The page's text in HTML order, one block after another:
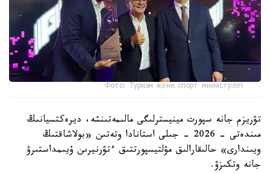
Фото: Туризм және спорт министрлігі
تۋريزم جانە سپورت مينيسترلىگى مالىمەتىنشە، ديرەكتسيانىڭ
مىندەتى - 2026 - جىلى استانادا وتەتىن «بولاشاقتىڭ
ويىندارى» حالىقارالىق مۋلتيسپورتتىق ءتۋرنيرىن ۇيىمداستىرۋ
جانە وتكىزۋ.